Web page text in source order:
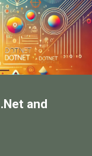
and